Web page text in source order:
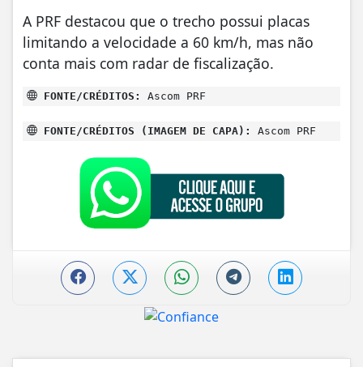
A PRF destacou que o trecho possui placas
limitando a velocidade a 60 km/h, mas não
conta mais com radar de fiscalização.
FONTE/CRÉDITOS: Ascom PRF
FONTE/CRÉDITOS (IMAGEM DE CAPA): Ascom PRF